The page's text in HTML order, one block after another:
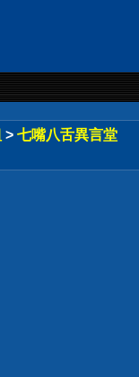
> 七嘴八舌異言堂